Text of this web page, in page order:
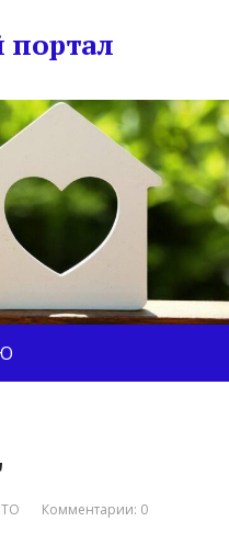
Комментарии: 0